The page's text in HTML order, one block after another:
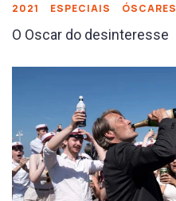
2021 ESPECIAIS ÓSCARES
O Oscar do desinteresse